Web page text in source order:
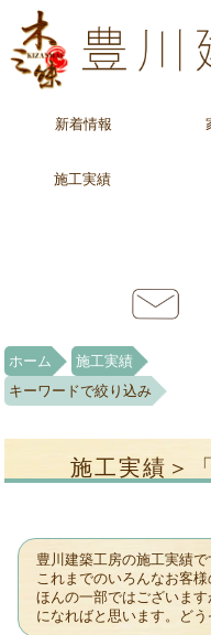
新着情報
施工実績
ホーム
施工実績
キーワードで絞り込み
施工実績＞
豊川建築工房の施工実績で
これまでのいろんなお客
ほんの一部ではございま
になればと思います。どう